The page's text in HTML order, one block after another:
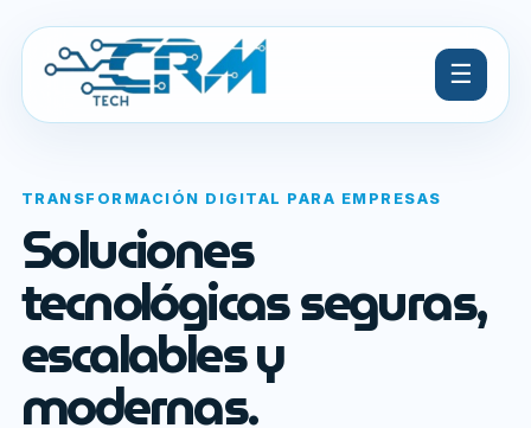
☰
TRANSFORMACIÓN DIGITAL PARA EMPRESAS
Soluciones
tecnológicas seguras,
escalables y
modernas.